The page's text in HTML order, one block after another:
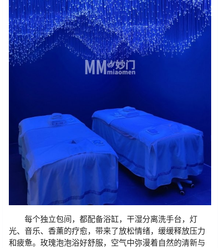
每个独立包间，都配备浴缸，干湿分离洗手台，灯
光、音乐、香薰的疗愈，带来了放松情绪，缓缓释放压力
和疲惫。玫瑰泡泡浴好舒服，空气中弥漫着自然的清新与